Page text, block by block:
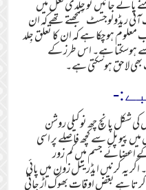
جائیں تو جِلدی فعل میں
ریڈولوجسٹ سمجھتے تھے کہ ان
ہوچکا ہے کہ ان کا تعلق جِلد
ہوسکتا ہے۔ اس طرز کے
لاحق ہوسکتی ہے۔
شکل پانچ چھ نوکیلی روشن
پیوپل سے کچھ فاصلے پر اسی
اعضائے جسم میں کم زور
یہ کرنیں ایڈرینل زون میں پائی
ہے بعض اوقات بھوک اڑ جاتی